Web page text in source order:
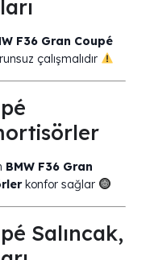
F36 Gran Coupé
çalışmalıdır
BMW F36 Gran
konfor sağlar
Salıncak,